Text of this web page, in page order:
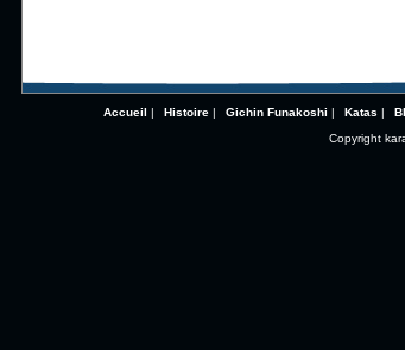
Accueil | Histoire| Gichin Funakoshi | Katas |
Copyright